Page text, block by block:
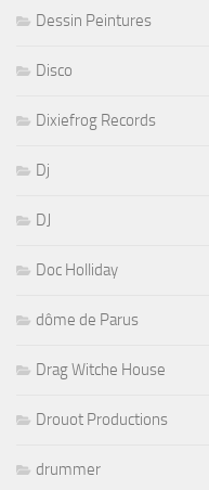
Dessin Peintures
Disco
Dixiefrog Records
Dj
DJ
Doc Holliday
dôme de Parus
Drag Witche House
Drouot Productions
drummer